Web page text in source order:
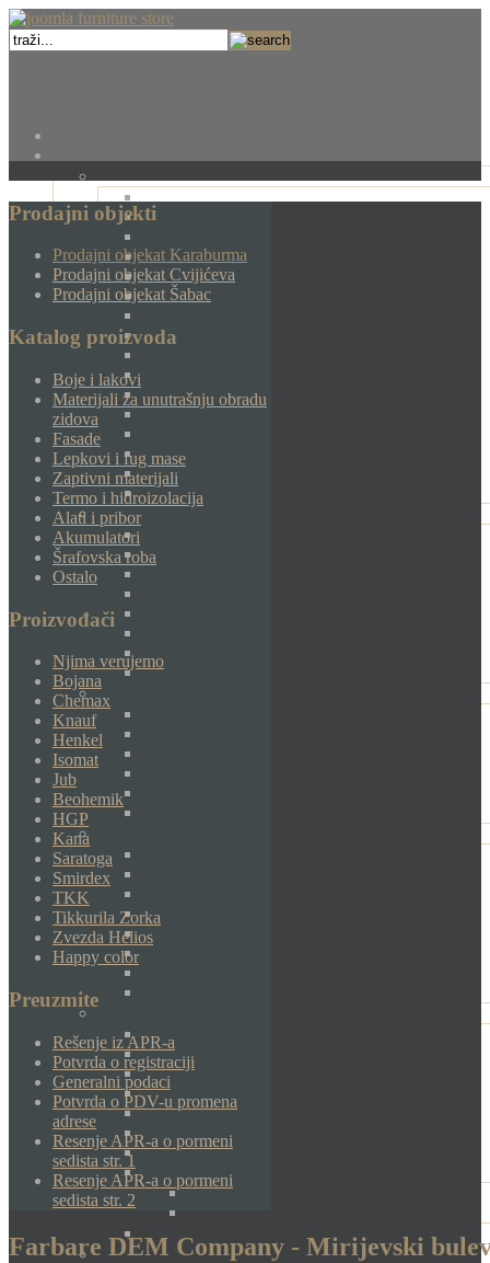
Prodajni objekti
Prodajni objekat Karaburma
Prodajni objekat Cvijićeva
Prodajni objekat Šabac
Katalog proizvoda
Boje i lakovi
Materijali za unutrašnju obradu
zidova
Fasade
Lepkovi i fug mase
Zaptivni materijali
Termo i hidroizolacija
Alati i pribor
Akumulatori
Šrafovska roba
Ostalo
Proizvođači
Njima verujemo
Bojana
Chemax
Knauf
Henkel
Isomat
Jub
Beohemik
HGP
Kana
Saratoga
Smirdex
TKK
Tikkurila Zorka
Zvezda Helios
Happy color
Preuzmite
Rešenje iz APR-a
Potvrda o registraciji
Generalni podaci
Potvrda o PDV-u promena
adrese
Resenje APR-a o pormeni
sedista str. 1
Resenje APR-a o pormeni
sedista str. 2
Farbare DEM Company - Mirijevski